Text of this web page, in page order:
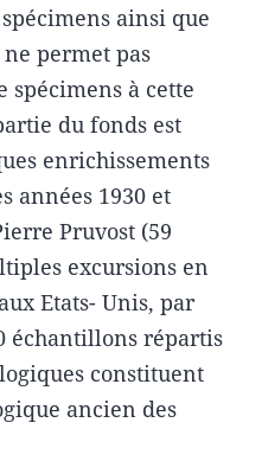
ainsi que
permet pas
spécimens à cette
du fonds est
enrichissements
années 1930 et
Pruvost (59
excursions en
Etats- Unis, par
échantillons répartis
constituent
ancien des